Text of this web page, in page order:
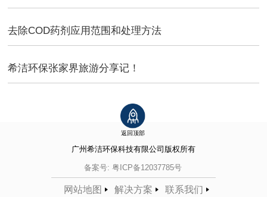
去除COD药剂应用范围和处理方法
希洁环保张家界旅游分享记！
返回顶部
广州希洁环保科技有限公司 版权所有
备案号: 粤ICP备12037785号
网站地图 解决方案 联系我们